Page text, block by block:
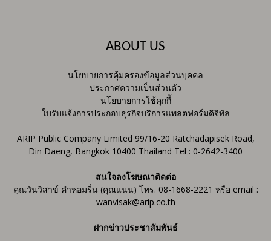
ABOUT US
นโยบายการคุ้มครองข้อมูลส่วนบุคคล
ประกาศความเป็นส่วนตัว
นโยบายการใช้คุกกี้
ใบรับแจ้งการประกอบธุรกิจบริการแพลตฟอร์มดิจิทัล
ARIP Public Company Limited 99/16-20 Ratchadapisek Road,
Din Daeng, Bangkok 10400 Thailand Tel : 0-2642-3400
สนใจลงโฆษณาติดต่อ
คุณวันวิสาข์ คำหอมรื่น (คุณแนน) โทร. 08-1668-2221 หรือ email :
wanvisak@arip.co.th
ฝากข่าวประชาสัมพันธ์